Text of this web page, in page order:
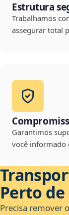
Estrutura
Trabalhamos
assegurar total
Garantimos
você informado
Perto
Precisa remover